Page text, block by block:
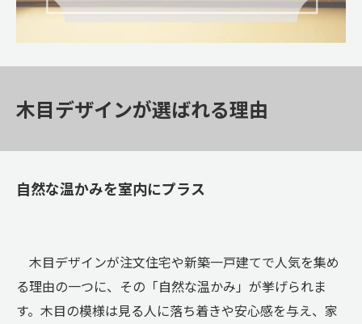
木目デザインが選ばれる理由
自然な温かみを室内にプラス
木目デザインが注文住宅や新築一戸建てで人気を集め
る理由の一つに、その「自然な温かみ」が挙げられま
す。木目の模様は見る人に落ち着きや安心感を与え、家